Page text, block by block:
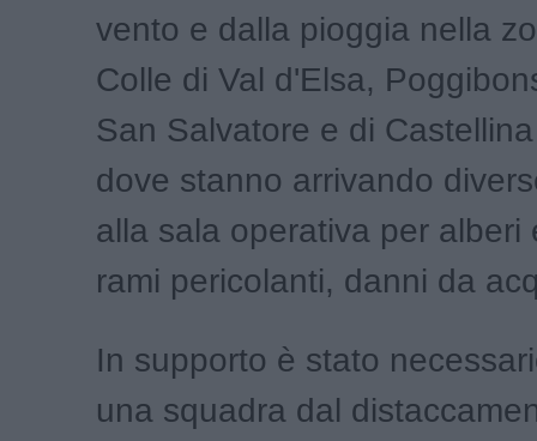
vento e dalla pioggia nella
Colle di Val d'Elsa,
San Salvatore e di
dove stanno arrivando
alla sala operativa per alberi
rami pericolanti, danni da
In supporto è stato
una squadra dal